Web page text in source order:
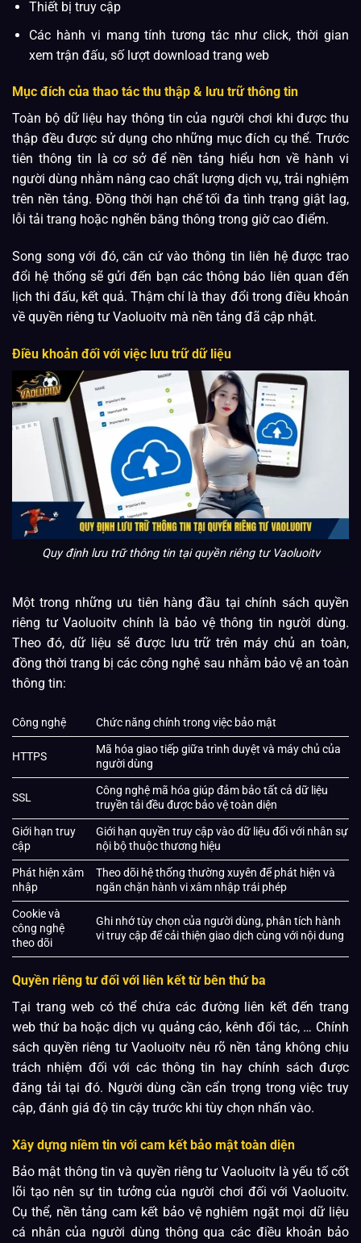
Thiết bị truy cập
Các hành vi mang tính tương tác như click, thời gian
xem trận đấu, số lượt download trang web
Mục đích của thao tác thu thập & lưu trữ thông tin
Toàn bộ dữ liệu hay thông tin của người chơi khi được thu
thập đều được sử dụng cho những mục đích cụ thể. Trước
tiên thông tin là cơ sở để nền tảng hiểu hơn về hành vi
người dùng nhằm nâng cao chất lượng dịch vụ, trải nghiệm
trên nền tảng. Đồng thời hạn chế tối đa tình trạng giật lag,
lỗi tải trang hoặc nghẽn băng thông trong giờ cao điểm.
Song song với đó, căn cứ vào thông tin liên hệ được trao
đổi hệ thống sẽ gửi đến bạn các thông báo liên quan đến
lịch thi đấu, kết quả. Thậm chí là thay đổi trong điều khoản
về quyền riêng tư Vaoluoitv mà nền tảng đã cập nhật.
Điều khoản đối với việc lưu trữ dữ liệu
Quy định lưu trữ thông tin tại quyền riêng tư Vaoluoitv
Một trong những ưu tiên hàng đầu tại chính sách quyền
riêng tư Vaoluoitv chính là bảo vệ thông tin người dùng.
Theo đó, dữ liệu sẽ được lưu trữ trên máy chủ an toàn,
đồng thời trang bị các công nghệ sau nhằm bảo vệ an toàn
thông tin:
Công nghệ Chức năng chính trong việc bảo mật
HTTPS
Mã hóa giao tiếp giữa trình duyệt và máy chủ của
người dùng
SSL
Công nghệ mã hóa giúp đảm bảo tất cả dữ liệu
truyền tải đều được bảo vệ toàn diện
Giới hạn truy
cập
Giới hạn quyền truy cập vào dữ liệu đối với nhân sự
nội bộ thuộc thương hiệu
Phát hiện xâm
nhập
Theo dõi hệ thống thường xuyên để phát hiện và
ngăn chặn hành vi xâm nhập trái phép
Cookie và
công nghệ
theo dõi
Ghi nhớ tùy chọn của người dùng, phân tích hành
vi truy cập để cải thiện giao dịch cùng với nội dung
Quyền riêng tư đối với liên kết từ bên thứ ba
Tại trang web có thể chứa các đường liên kết đến trang
web thứ ba hoặc dịch vụ quảng cáo, kênh đối tác, … Chính
sách quyền riêng tư Vaoluoitv nêu rõ nền tảng không chịu
trách nhiệm đối với các thông tin hay chính sách được
đăng tải tại đó. Người dùng cần cẩn trọng trong việc truy
cập, đánh giá độ tin cậy trước khi tùy chọn nhấn vào.
Xây dựng niềm tin với cam kết bảo mật toàn diện
Bảo mật thông tin và quyền riêng tư Vaoluoitv là yếu tố cốt
lõi tạo nên sự tin tưởng của người chơi đối với Vaoluoitv.
Cụ thể, nền tảng cam kết bảo vệ nghiêm ngặt mọi dữ liệu
cá nhân của người dùng thông qua các điều khoản bảo